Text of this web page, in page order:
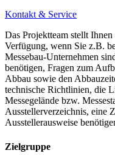
Kontakt & Service
Das Projektteam stellt
Verfügung, wenn Sie z.B.
Messebau-Unternehmen
benötigen, Fragen zum
Abbau sowie den
technische Richtlinien, die
Messegelände bzw.
Ausstellerverzeichnis, eine
Ausstellerausweise
Zielgruppe